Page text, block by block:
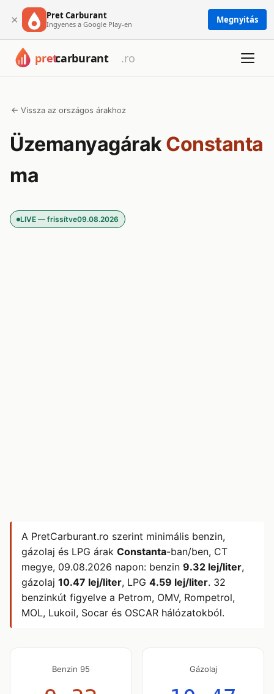
× Pret Carburant
Ingyenes a Google Play-en Megnyitás
← Vissza az országos árakhoz
ÜzemanyagárakConstanta
ma
LIVE — frissítve09.08.2026
A PretCarburant.ro szerint minimális benzin,
gázolaj és LPG árak Constanta-ban/ben, CT
megye, 09.08.2026 napon: benzin 9.32 lej/liter,
gázolaj 10.47 lej/liter, LPG 4.59 lej/liter. 32
benzinkút figyelve a Petrom, OMV, Rompetrol,
MOL, Lukoil, Socar és OSCAR hálózatokból.
Benzin 95 Gázolaj